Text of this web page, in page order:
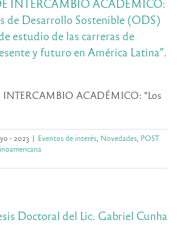
INTERCAMBIO ACADÉMICO:
de Desarrollo Sostenible (ODS)
estudio de las carreras de
y futuro en América Latina”.
ACADÉMICO: “Los
- 2023 | Eventos de interés Novedades POST
Doctoral del Lic. Gabriel Cunha